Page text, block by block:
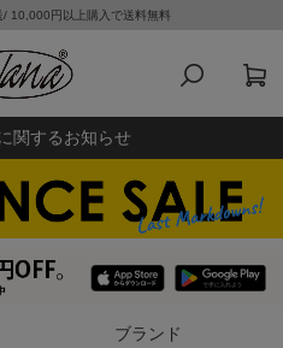
10,000円以上購入で送料無料
関するお知らせ
ブランド